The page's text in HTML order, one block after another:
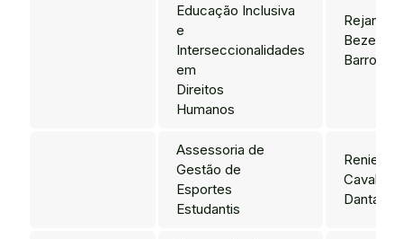
Educação Inclusiva
e
Interseccionalidades
em
Direitos
Humanos
Rejane
Bezerra
Barros
Assessoria de
Gestão de
Esportes
Estudantis
Renier
Dantas